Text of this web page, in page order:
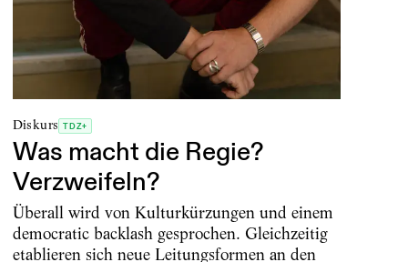
Diskurs TDZ+
Was macht die Regie?
Verzweifeln?
Überall wird von Kulturkürzungen und einem
democratic backlash gesprochen. Gleichzeitig
etablieren sich neue Leitungsformen an den